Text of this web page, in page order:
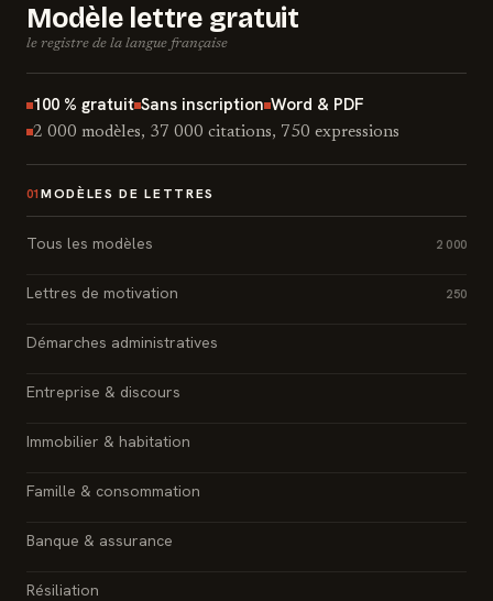
Modèle lettre gratuit
le registre de la langue française
100 % gratuit Sans inscription Word & PDF
2 000 modèles, 37 000 citations, 750 expressions
01 MODÈLES DE LETTRES
Tous les modèles 2 000
Lettres de motivation 250
Démarches administratives
Entreprise & discours
Immobilier & habitation
Famille & consommation
Banque & assurance
Résiliation